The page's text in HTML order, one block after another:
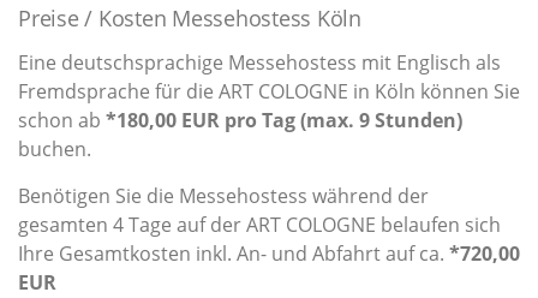
Preise / Kosten Messehostess Köln
Eine deutschsprachige Messehostess mit Englisch als
Fremdsprache für die ART COLOGNE in Köln können Sie
schon ab *180,00 EUR pro Tag (max. 9 Stunden)
buchen.
Benötigen Sie die Messehostess während der
gesamten 4 Tage auf der ART COLOGNE belaufen sich
Ihre Gesamtkosten inkl. An- und Abfahrt auf ca. *720,00
EUR